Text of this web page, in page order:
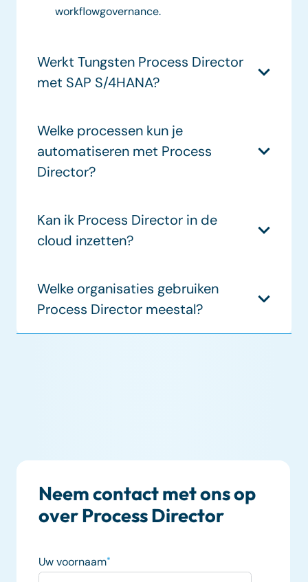
workflowgovernance.
Werkt Tungsten Process Director
met SAP S/4HANA?
Welke processen kun je
automatiseren met Process
Director?
Kan ik Process Director in de
cloud inzetten?
Welke organisaties gebruiken
Process Director meestal?
Neem contact met ons op
over Process Director
Uw voornaam*